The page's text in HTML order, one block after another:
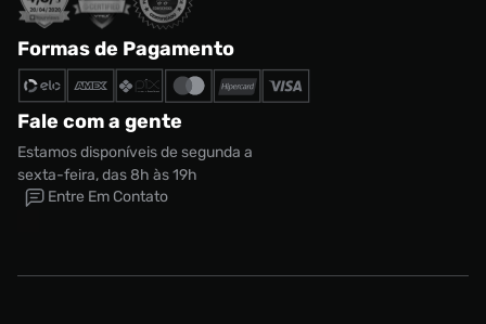
CONTINUAR COMPRANDO
Formas de Pagamento
Fale com a gente
Estamos disponíveis de segunda a
sexta-feira, das 8h às 19h
Entre Em Contato